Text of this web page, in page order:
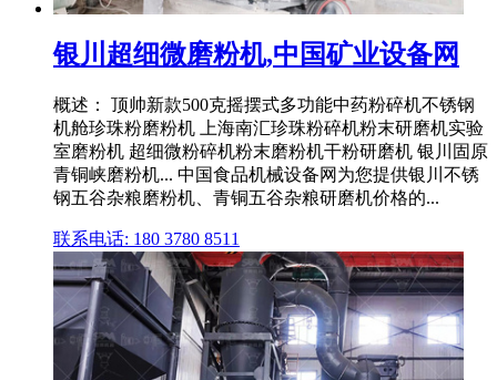
银川超细微磨粉机,中国矿业设备网
概述： 顶帅新款500克摇摆式多功能中药粉碎机不锈钢
机舱珍珠粉磨粉机 上海南汇珍珠粉碎机粉末研磨机实验
室磨粉机 超细微粉碎机粉末磨粉机干粉研磨机 银川固原
青铜峡磨粉机... 中国食品机械设备网为您提供银川不锈
钢五谷杂粮磨粉机、青铜五谷杂粮研磨机价格的...
联系电话: 180 3780 8511